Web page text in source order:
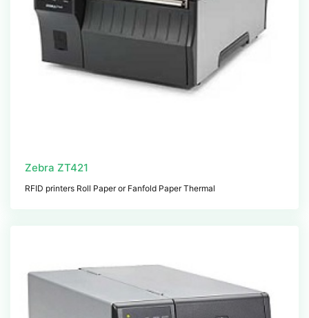
Zebra ZT421
RFID printers Roll Paper or Fanfold Paper Thermal